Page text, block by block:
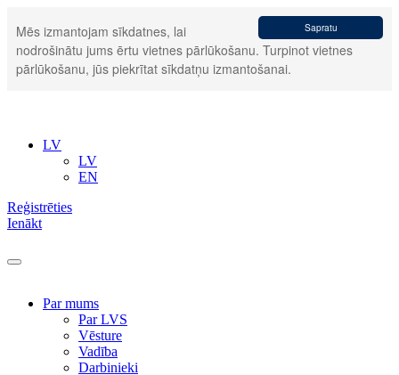
Sapratu
Mēs izmantojam sīkdatnes, lai
nodrošinātu jums ērtu vietnes pārlūkošanu. Turpinot vietnes
pārlūkošanu, jūs piekrītat sīkdatņu izmantošanai.
LV
LV
EN
Reģistrēties
Ienākt
Par mums
Par LVS
Vēsture
Vadība
Darbinieki